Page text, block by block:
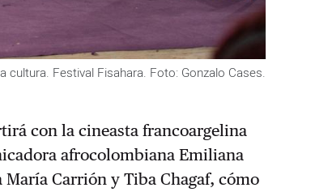
cultura. Festival Fisahara. Foto: Gonzalo Cases.
con la cineasta francoargelina
afrocolombiana Emiliana
Carrión y Tiba Chagaf, cómo